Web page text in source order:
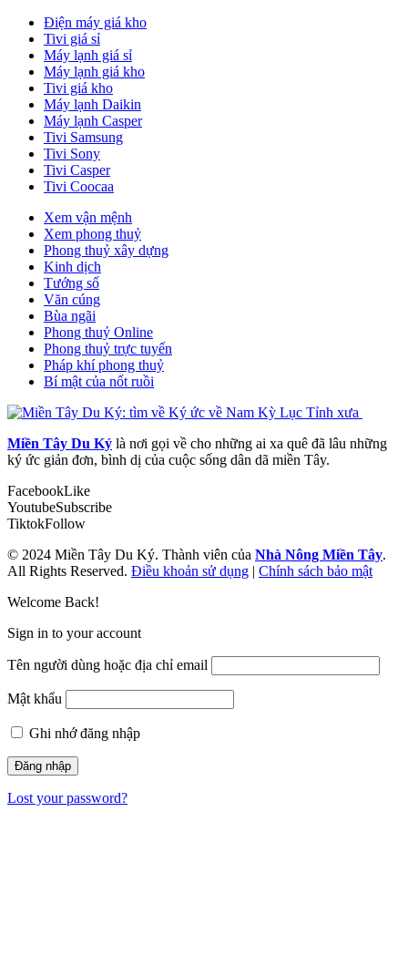
Điện máy giá kho
Tivi giá sỉ
Máy lạnh giá sỉ
Máy lạnh giá kho
Tivi giá kho
Máy lạnh Daikin
Máy lạnh Casper
Tivi Samsung
Tivi Sony
Tivi Casper
Tivi Coocaa
Xem vận mệnh
Xem phong thuỷ
Phong thuỷ xây dựng
Kinh dịch
Tướng số
Văn cúng
Bùa ngãi
Phong thuỷ Online
Phong thuỷ trực tuyến
Pháp khí phong thuỷ
Bí mật của nốt ruồi
Miền Tây Du Ký là nơi gọi về cho những ai xa quê đã lâu những
ký ức giản đơn, bình dị của cuộc sống dân dã miền Tây.
FacebookLike
YoutubeSubscribe
TiktokFollow
© 2024 Miền Tây Du Ký. Thành viên của Nhà Nông Miền Tây.
All Rights Reserved. Điều khoản sử dụng | Chính sách bảo mật
Welcome Back!
Sign in to your account
Tên người dùng hoặc địa chỉ email
Mật khẩu
Ghi nhớ đăng nhập
Lost your password?